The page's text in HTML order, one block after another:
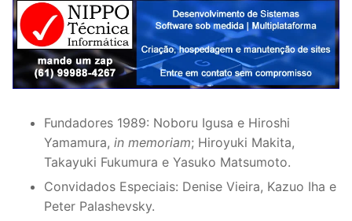
Fundadores 1989: Noboru Igusa e Hiroshi
Yamamura, in memoriam; Hiroyuki Makita,
Takayuki Fukumura e Yasuko Matsumoto.
Convidados Especiais: Denise Vieira, Kazuo Iha e
Peter Palashevsky.